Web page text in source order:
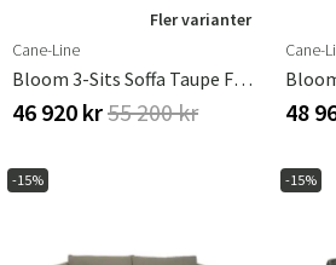
Fler varianter
Cane-Line
Bloom 3-Sits Soffa Taupe Flair
46 920 kr55 200 kr
Cane-
48
-15% -15%